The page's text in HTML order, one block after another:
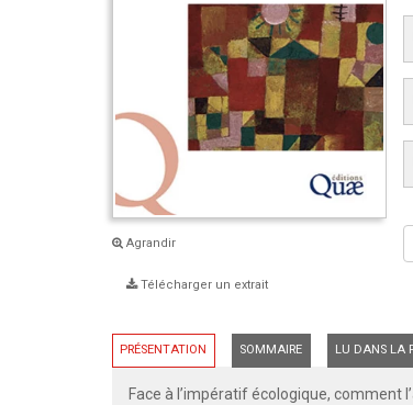
Agrandir
Télécharger un extrait
PRÉSENTATION SOMMAIRE LU DANS LA
Face à l’impératif écologique, comment